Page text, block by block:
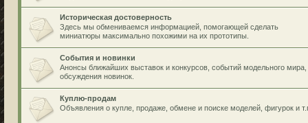
Историческая достоверность
Здесь мы обмениваемся информацией, помогающей сделать
миниатюры максимально похожими на их прототипы.
События и новинки
Анонсы ближайших выставок и конкурсов, событий модельного мира,
обсуждения новинок.
Куплю-продам
Объявления о купле, продаже, обмене и поиске моделей, фигурок и